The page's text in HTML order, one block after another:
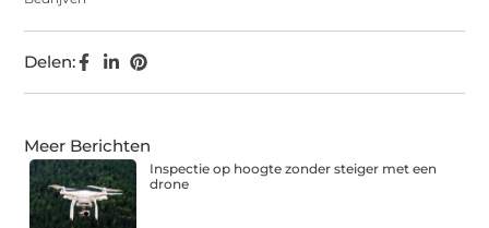
Delen:
Meer Berichten
Inspectie op hoogte zonder steiger met een
drone